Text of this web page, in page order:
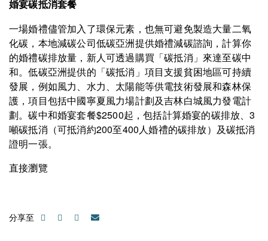
婚宴碳抵消套餐
一場婚禮儘管加入了環保元素，也無可避免製造大量二氧
化碳，本地減碳公司低碳亞洲提供婚禮減碳諮詢，計算你
的婚禮碳排放量，新人可透過購買「碳抵消」來達至碳中
和。低碳亞洲提供的「碳抵消」項目支援貧困地區可持續
發展，例如風力、水力、太陽能等供電技術發展和森林保
護，項目包括中國寧夏風力場計劃及吉林白城風力發電計
劃。碳中和婚宴套餐$2500起，包括計算婚宴的碳排放、3
噸碳抵消（可抵消約200至400人婚禮的碳排放）及碳抵消
證明一張。
直接瀏覽
分享至